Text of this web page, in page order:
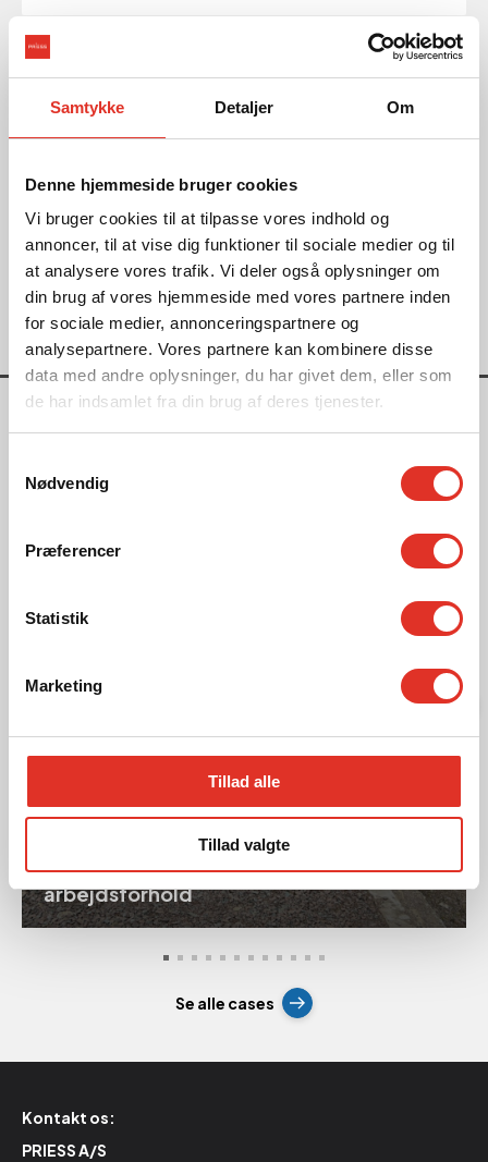
Samtykke Detaljer Om
Denne hjemmeside bruger cookies
Vi bruger cookies til at tilpasse vores indhold og
annoncer, til at vise dig funktioner til sociale medier og til
at analysere vores trafik. Vi deler også oplysninger om
din brug af vores hjemmeside med vores partnere inden
for sociale medier, annonceringspartnere og
analysepartnere. Vores partnere kan kombinere disse
data med andre oplysninger, du har givet dem, eller som
de har indsamlet fra din brug af deres tjenester.
Nødvendig
Præferencer
Statistik
Marketing
Tillad alle
Tillad valgte
Din specialist
Relaterede kundecases
Nyt pumpehus fjerner udfordrende
arbejdsforhold
Se alle cases
Kontakt os:
PRIESS A/S